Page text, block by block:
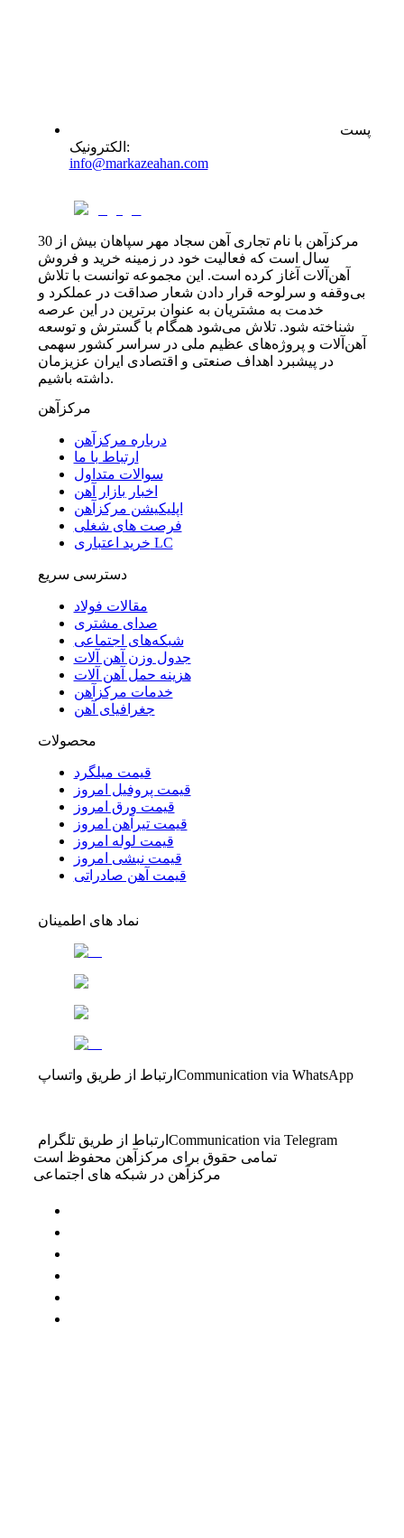
پست
الکترونیک :
info@markazeahan.com
مرکزآهن با نام تجاری آهن سجاد مهر سپاهان بیش از 30
سال است که فعالیت خود در زمینه خرید و فروش
آهن‌آلات آغاز کرده است. این مجموعه توانست با تلاش
بی‌وقفه و سرلوحه قرار دادن شعار صداقت در عملکرد و
خدمت به مشتریان به عنوان برترین در این عرصه
شناخته شود. تلاش می‌شود همگام با گسترش و توسعه
آهن‌آلات و پروژه‌های عظیم ملی در سراسر کشور سهمی
در پیشبرد اهداف صنعتی و اقتصادی ایران عزیزمان
داشته باشیم.
مرکزآهن
درباره مرکزآهن
ارتباط با ما
سوالات متداول
اخبار بازار آهن
اپلیکیشن مرکزآهن
فرصت های شغلی
خرید اعتباری LC
دسترسی سریع
مقالات فولاد
صدای مشتری
شبکه‌های اجتماعی
جدول وزن آهن آلات
هزینه حمل آهن آلات
خدمات مرکزآهن
جغرافیای آهن
محصولات
قیمت میلگرد
قیمت پروفیل امروز
قیمت ورق امروز
قیمت تیرآهن امروز
قیمت لوله امروز
قیمت نبشی امروز
قیمت آهن صادراتی
نماد های اطمینان
ارتباط از طریق واتساپ Communication via WhatsApp
ارتباط از طریق تلگرام Communication via Telegram
تمامی حقوق برای مرکزآهن محفوظ است
مرکزآهن در شبکه های اجتماعی